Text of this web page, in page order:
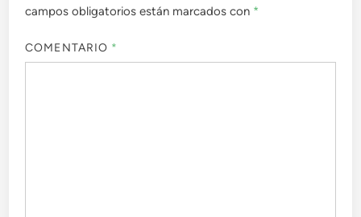
campos obligatorios están marcados con *
COMENTARIO *